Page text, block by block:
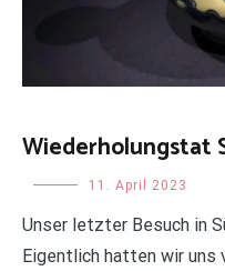
Wiederholungstat
Uncategorized11. April 2023
Unser letzter Besuch in
Eigentlich hatten wir uns